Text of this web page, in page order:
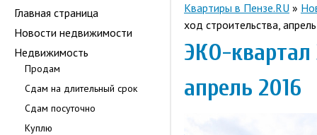
Главная страница
Новости недвижимости
Недвижимость
Продам
Сдам на длительный срок
Сдам посуточно
Куплю
Квартиры в Пензе.RU »
ход строительства,
ЭКО-квартал
апрель 2016